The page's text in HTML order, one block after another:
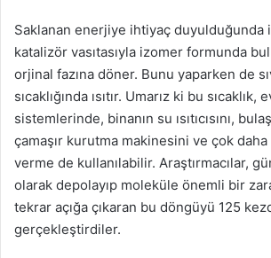
Saklanan enerjiye ihtiyaç duyulduğunda
katalizör vasıtasıyla izomer formunda
orjinal fazına döner. Bunu yaparken de
sıcaklığında ısıtır. Umarız ki bu sıcaklık,
sistemlerinde, binanın su ısıtıcısını,
çamaşır kurutma makinesini ve çok daha
verme de kullanılabilir. Araştırmacılar,
olarak depolayıp moleküle önemli bir
tekrar açığa çıkaran bu döngüyü 125
gerçekleştirdiler.